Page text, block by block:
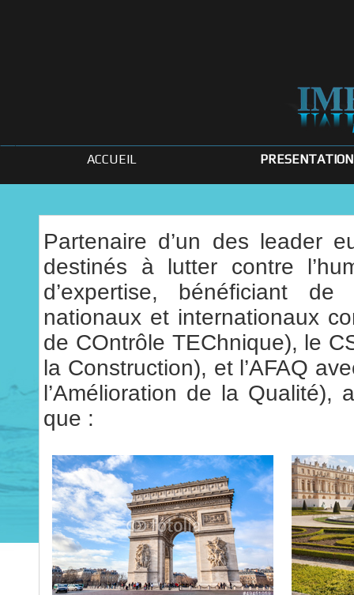
ACCUEIL PRESENTATION
Partenaire d’un des leader
destinés à lutter contre
d’expertise, bénéficiant de
nationaux et internationaux
de COntrôle TEChnique), le
la Construction), et l’AFAQ
l’Amélioration de la Qualité),
que :